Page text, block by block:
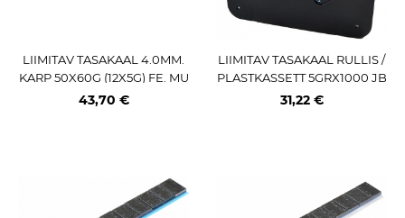
LIIMITAV TASAKAAL 4.0MM.
KARP 50X60G (12X5G) FE. MU
ST PULBERV. LOHMANN / TR
43,70 €
LIIMITAV TASAKAAL RULLIS /
PLASTKASSETT 5GRX1000 JB
M
31,22 €